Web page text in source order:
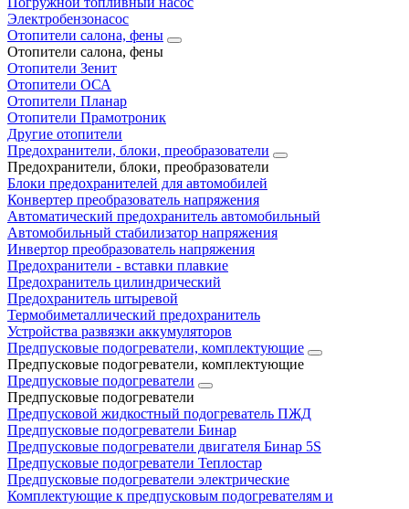
Электробензонасос
Отопители салона, фены
Отопители салона, фены
Отопители Зенит
Отопители ОСА
Отопители Планар
Отопители Прамотроник
Другие отопители
Предохранители, блоки, преобразователи
Предохранители, блоки, преобразователи
Блоки предохранителей для автомобилей
Конвертер преобразователь напряжения
Автоматический предохранитель автомобильный
Автомобильный стабилизатор напряжения
Инвертор преобразователь напряжения
Предохранители - вставки плавкие
Предохранитель цилиндрический
Предохранитель штыревой
Термобиметаллический предохранитель
Устройства развязки аккумуляторов
Предпусковые подогреватели, комплектующие
Предпусковые подогреватели, комплектующие
Предпусковые подогреватели
Предпусковые подогреватели
Предпусковой жидкостный подогреватель ПЖД
Предпусковые подогреватели Бинар
Предпусковые подогреватели двигателя Бинар 5S
Предпусковые подогреватели Теплостар
Предпусковые подогреватели электрические
Комплектующие к предпусковым подогревателям и